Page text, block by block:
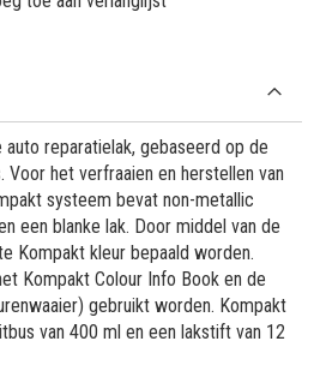
reparatielak, gebaseerd op de
Voor het verfraaien en herstellen van
systeem bevat non-metallic
een blanke lak. Door middel van de
Kompakt kleur bepaald worden.
Kompakt Colour Info Book en de
gebruikt worden. Kompakt
van 400 ml en een lakstift van 12